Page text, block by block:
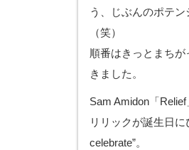
う、じぶんのポテ
（笑）
順番はきっとまち
きました。
Sam Amidon「
リリックが誕生日
celebrate”。